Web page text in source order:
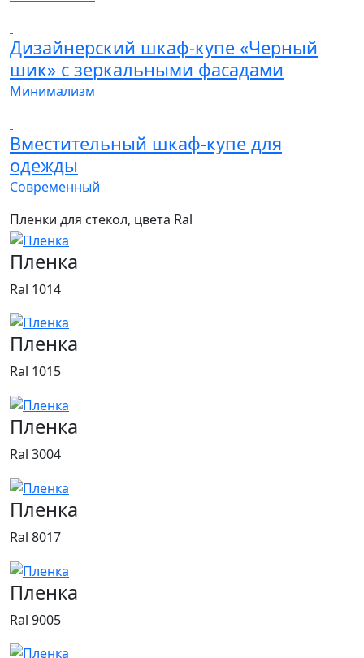
Дизайнерский шкаф-купе «Черный
шик» с зеркальными фасадами
Минимализм
Вместительный шкаф-купе для
одежды
Современный
Пленки для стекол, цвета Ral
Пленка
Ral 1014
Пленка
Ral 1015
Пленка
Ral 3004
Пленка
Ral 8017
Пленка
Ral 9005